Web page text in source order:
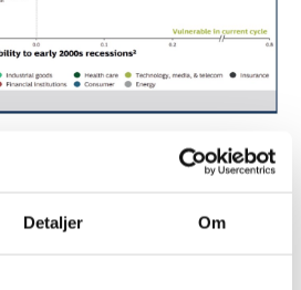
Detaljer Om
usikkerhed
dig vores